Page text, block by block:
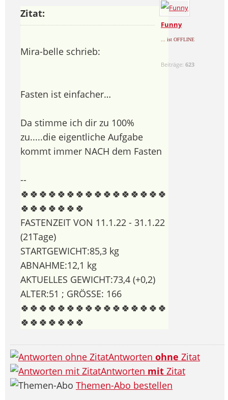
Funny
... ist OFFLINE
Beiträge:623
Zitat:
Mira-belle schrieb:
Fasten ist einfacher…
Da stimme ich dir zu 100%
zu.....die eigentliche Aufgabe
kommt immer NACH dem Fasten
--
🍀🍀🍀🍀🍀🍀🍀🍀🍀🍀🍀🍀🍀🍀🍀🍀
🍀🍀🍀🍀🍀🍀🍀
FASTENZEIT VON 11.1.22 - 31.1.22
(21Tage)
STARTGEWICHT:85,3 kg
ABNAHME:12,1 kg
AKTUELLES GEWICHT:73,4 (+0,2)
ALTER:51 ; GRÖSSE: 166
🍀🍀🍀🍀🍀🍀🍀🍀🍀🍀🍀🍀🍀🍀🍀🍀
🍀🍀🍀🍀🍀🍀🍀
Antworten ohne Zitat
Antworten mit Zitat
Themen-Abo bestellen